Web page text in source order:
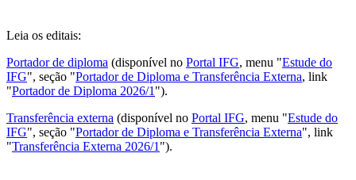
Leia os editais:
Portador de diploma (disponível no Portal IFG, menu "Estude do
IFG", seção "Portador de Diploma e Transferência Externa, link
"Portador de Diploma 2026/1 ").
Transferência externa (disponível no Portal IFG, menu "Estude do
IFG", seção "Portador de Diploma e Transferência Externa", link
"Transferência Externa 2026/1 ").